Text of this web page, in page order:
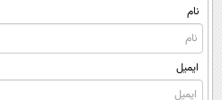
نام
ایمیل